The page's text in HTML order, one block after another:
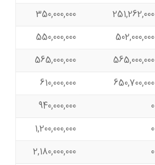
251,262,000
350,000,000
502,000,000
550,000,000
565,000,000
565,000,000
650,700,000
610,000,000
0
940,000,000
0
1,200,000,000
0
2,180,000,000